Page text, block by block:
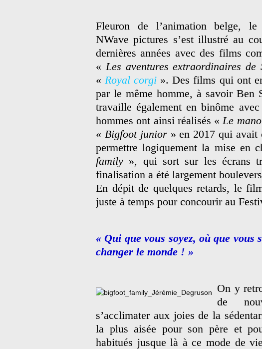
Fleuron de l’animation belge, le
NWave pictures s’est illustré au
dernières années avec des films
«Les aventures extraordinaires de
«Royal corgi ». Des films qui ont
par le même homme, à savoir Ben
travaille également en binôme
hommes ont ainsi réalisés «Le
« Bigfoot junior» en 2017 qui avait
permettre logiquement la mise en
family », qui sort sur les écrans
finalisation a été largement
En dépit de quelques retards, le
juste à temps pour concourir au
« Qui que vous soyez, où que vous
changer le monde ! »
On y
de
s’acclimater aux joies de la
la plus aisée pour son père et
habitués jusque là à ce mode de